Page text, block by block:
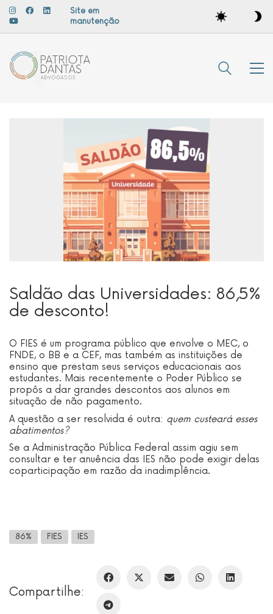
Site em
manutenção
Unmute Loaded
45.24%
Saldão das Universidades: 86,5%
de desconto!
O FIES é um programa público que envolve o MEC, o
FNDE, o BB e a CEF, mas também as instituições de
ensino que prestam seus serviços educacionais aos
estudantes. Mais recentemente o Poder Público se
propôs a dar grandes descontos aos alunos em
situação de não pagamento.
A questão a ser resolvida é outra: quem custeará esses
abatimentos?
Se a Administração Pública Federal assim agiu sem
consultar e ter anuência das IES não pode exigir delas
coparticipação em razão da inadimplência.
86% FIES IES
Compartilhe: